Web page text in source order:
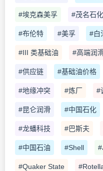
#埃克森美孚 #茂名石化
#布伦特 #美孚 #白
#III 类基础油 #高端润
#供应链 #基础油价格
#地缘冲突 #炼厂 #
#昆仑润滑 #中国石化
#龙蟠科技 #巴斯夫
#中国石油 #Shell
#Quaker State